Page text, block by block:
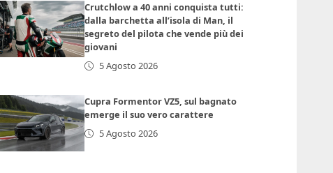
Crutchlow a 40 anni conquista tutti:
dalla barchetta all’isola di Man, il
segreto del pilota che vende più dei
giovani
5 Agosto 2026
Cupra Formentor VZ5, sul bagnato
emerge il suo vero carattere
5 Agosto 2026